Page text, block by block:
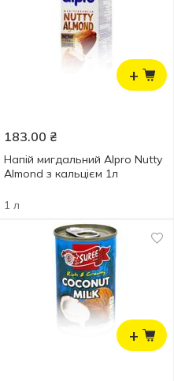
+
183.00 ₴
Напій мигдальний Alpro Nutty
Almond з кальцієм 1л
1 л
+